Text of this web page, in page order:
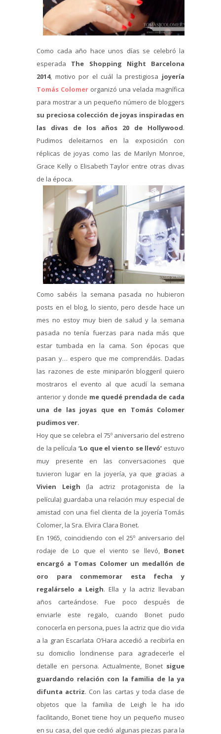
Como cada año hace unos días se celebró la
esperada The Shopping Night Barcelona
2014, motivo por el cuál la prestigiosa joyería
Tomás Colomer organizó una velada magnífica
para mostrar a un pequeño número de bloggers
su preciosa colección de joyas inspiradas en
las divas de los años 20 de Hollywood.
Pudimos deleitarnos en la exposición con
réplicas de joyas como las de Marilyn Monroe,
Grace Kelly o Elisabeth Taylor entre otras divas
de la época.
Como sabéis la semana pasada no hubieron
posts en el blog, lo siento, pero desde hace un
mes no estoy muy bien de salud y la semana
pasada no tenía fuerzas para nada más que
estar tumbada en la cama. Son épocas que
pasan y… espero que me comprendáis. Dadas
las razones de este miniparón bloggeril quiero
mostraros el evento al que acudí la semana
anterior y donde me quedé prendada de cada
una de las joyas que en Tomás Colomer
pudimos ver.
Hoy que se celebra el 75º aniversario del estreno
de la película ‘Lo que el viento se llevó’ estuvo
muy presente en las conversaciones que
tuvieron lugar en la joyería, ya que gracias a
Vivien Leigh (la actriz protagonista de la
película) guardaba una relación muy especial de
amistad con una fiel clienta de la joyería Tomás
Colomer, la Sra. Elvira Clara Bonet.
En 1965, coincidiendo con el 25º aniversario del
rodaje de Lo que el viento se llevó, Bonet
encargó a Tomas Colomer un medallón de
oro para conmemorar esta fecha y
regalárselo a Leigh. Ella y la actriz llevaban
años carteándose. Fue poco después de
enviarle este regalo, cuando Bonet pudo
conocerla en persona, pues la actriz que dio vida
a la gran Escarlata O’Hara accedió a recibirla en
su domicilio londinense para agradecerle el
detalle en persona. Actualmente, Bonet sigue
guardando relación con la familia de la ya
difunta actriz. Con las cartas y toda clase de
objetos que la familia de Leigh le ha ido
facilitando, Bonet tiene hoy un pequeño museo
en su casa, del que cedió algunas piezas para la